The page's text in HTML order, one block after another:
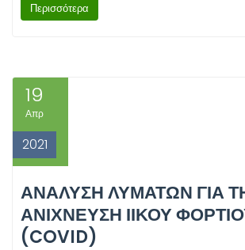
Περισσότερα
19
Απρ
2021
ΑΝΆΛΥΣΗ ΛΥΜΆΤΩΝ ΓΙΑ
ΑΝΊΧΝΕΥΣΗ ΙΙΚΟΎ
(COVID)